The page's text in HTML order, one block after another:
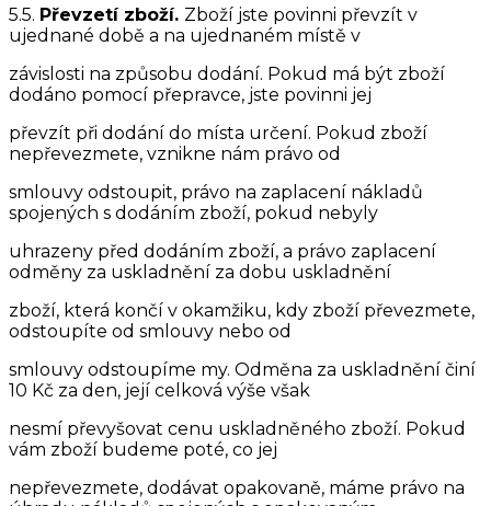
5.5. Převzetí zboží. Zboží jste povinni převzít v
ujednané době a na ujednaném místě v
závislosti na způsobu dodání. Pokud má být zboží
dodáno pomocí přepravce, jste povinni jej
převzít při dodání do místa určení. Pokud zboží
nepřevezmete, vznikne nám právo od
smlouvy odstoupit, právo na zaplacení nákladů
spojených s dodáním zboží, pokud nebyly
uhrazeny před dodáním zboží, a právo zaplacení
odměny za uskladnění za dobu uskladnění
zboží, která končí v okamžiku, kdy zboží převezmete,
odstoupíte od smlouvy nebo od
smlouvy odstoupíme my. Odměna za uskladnění činí
10 Kč za den, její celková výše však
nesmí převyšovat cenu uskladněného zboží. Pokud
vám zboží budeme poté, co jej
nepřevezmete, dodávat opakovaně, máme právo na